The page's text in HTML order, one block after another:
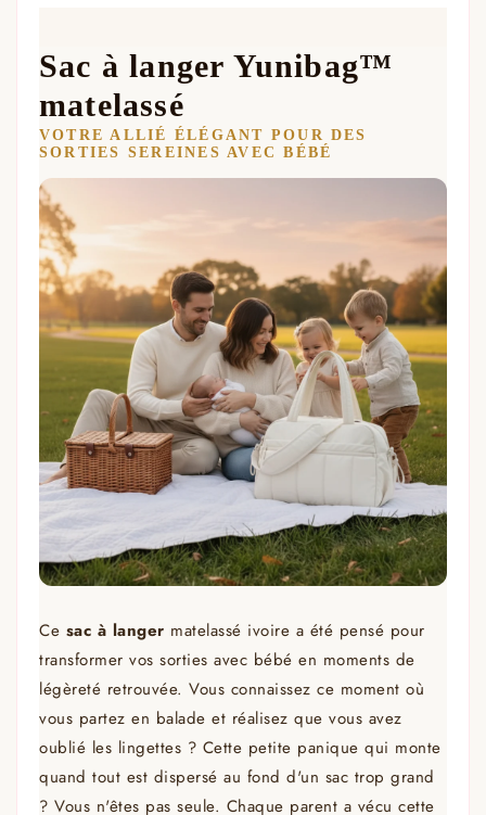
Sac à langer Yunibag™
matelassé
VOTRE ALLIÉ ÉLÉGANT POUR DES
SORTIES SEREINES AVEC BÉBÉ
Ce sac à langer matelassé ivoire a été pensé pour
transformer vos sorties avec bébé en moments de
légèreté retrouvée. Vous connaissez ce moment où
vous partez en balade et réalisez que vous avez
oublié les lingettes ? Cette petite panique qui monte
quand tout est dispersé au fond d'un sac trop grand
? Vous n'êtes pas seule. Chaque parent a vécu cette